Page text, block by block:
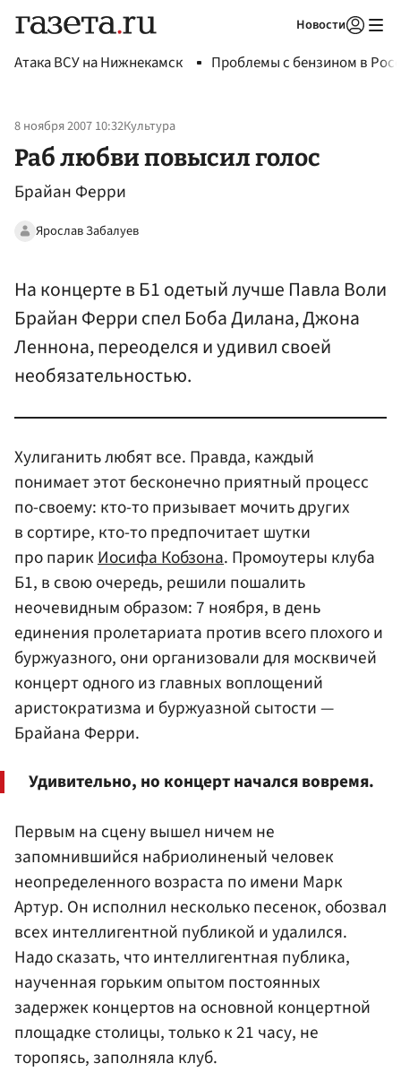
Новости
Атака ВСУ на Нижнекамск Проблемы с бензином в
8 ноября 2007 10:32Культура
Раб любви повысил голос
Брайан Ферри
Ярослав Забалуев
На концерте в Б1 одетый лучше Павла Воли
Брайан Ферри спел Боба Дилана, Джона
Леннона, переоделся и удивил своей
необязательностью.
Хулиганить любят все. Правда, каждый
понимает этот бесконечно приятный процесс
по-своему: кто-то призывает мочить других
в сортире, кто-то предпочитает шутки
про парик Иосифа Кобзона. Промоутеры клуба
Б1, в свою очередь, решили пошалить
неочевидным образом: 7 ноября, в день
единения пролетариата против всего плохого и
буржуазного, они организовали для москвичей
концерт одного из главных воплощений
аристократизма и буржуазной сытости —
Брайана Ферри.
Удивительно, но концерт начался вовремя.
Первым на сцену вышел ничем не
запомнившийся набриолиненый человек
неопределенного возраста по имени Марк
Артур. Он исполнил несколько песенок, обозвал
всех интеллигентной публикой и удалился.
Надо сказать, что интеллигентная публика,
наученная горьким опытом постоянных
задержек концертов на основной концертной
площадке столицы, только к 21 часу, не
торопясь, заполняла клуб.